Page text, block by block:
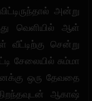
அன்று
வெளியில் ஆள்
சென்று
சேலையில் சும்மா
ஒரு தேவதை
ஆகாஷ்